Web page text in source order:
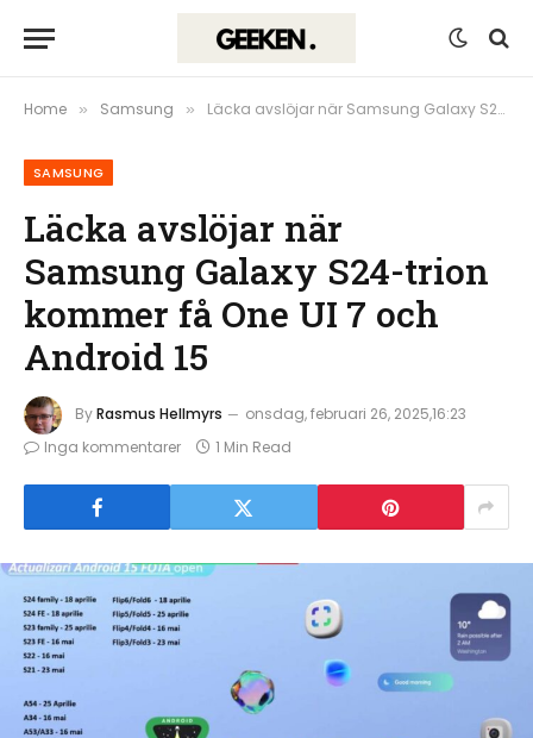
Home » Samsung » Läcka avslöjar när Samsung Galaxy S24-trion kommer få One UI 7 och Android 15
SAMSUNG
Läcka avslöjar när
Samsung Galaxy S24-trion
kommer få One UI 7 och
Android 15
ByRasmus Hellmyrs
onsdag, februari 26, 2025,16:23
Inga kommentarer
1 Min Read